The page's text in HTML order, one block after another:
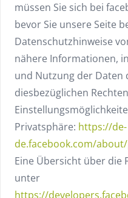
müssen Sie sich bei
bevor Sie unsere Seite
Datenschutzhinweise
nähere Informationen,
und Nutzung der Daten
diesbezüglichen
Privatsphäre: https://de-
de.facebook.com/
Eine Übersicht über die
unter
https://